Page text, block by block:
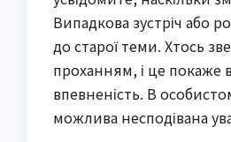
Випадкова зустріч або
до старої теми. Хтось
проханням, і це покаже
впевненість. В
можлива несподівана